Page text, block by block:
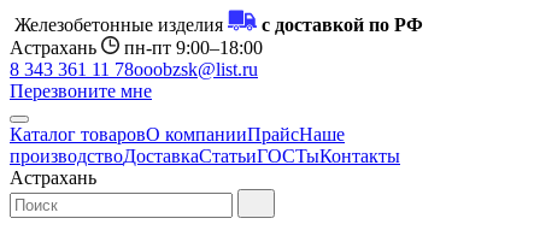
Железобетонные изделия
с доставкой по РФ
Астрахань
пн-пт 9:00–18:00
8 343 361 11 78ooobzsk@list.ru
Перезвоните мне
Каталог товаровО компанииПрайсНаше
производствоДоставкаСтатьиГОСТыКонтакты
Астрахань